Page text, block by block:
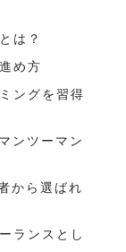
は？
め方
ングを習得
ンツーマン
から選ばれ
ランスとし